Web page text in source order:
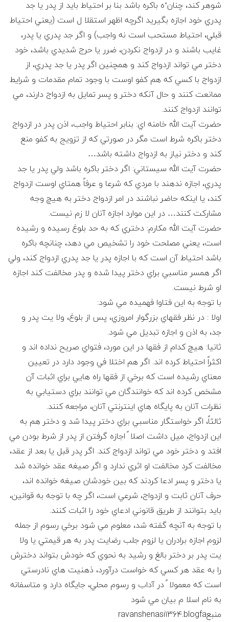
شوهر كند، چنان‘ه باكره باشد بنا بر احتياط بايد از پدر يا جد
پدري خود اجازه بگيريد اگرچه اظهر استقلا ل است (يعني احتياط
قبلي، احتياط مستحب است نه واجب) و اگر جد پدري يا پدر،
غايب باشند و در ازدواج نكردن، ضرر يا حرج شديدي باشد، خود
دختر مي تواند ازدواج كند و همچنين اگر پدر يا جد پدري، از
ازدواج با كسي كه هم كفو اوست با وجود تمام مقدمات و شرايط
ممانعت كنند و حال آنكه دختر و پسر تمايل به ازدواج دارند، مي
توانند ازدواج كنند.
حضرت آيت الله خامنه اي: بنابر احتياط واجب، اذن پدر در ازدواج
دختر باكره شرط است مگر در صورتي كه از تزويج به كفو منع
كند و دختر نياز به ازدواج داشته باشد…
حضرت آيت الله سيستاني: اگر دختر باكره باشد ولي پدر يا جد
پدري، اجازه ندهند با مردي كه شرعا و عرفاً همتاي اوست ازدواج
كند، يا اينكه حاضر نباشند در امر ازدواج دختر به هيچ وجه
مشاركت كنند… در اين موارد اجازه آنان لا زم نيست.
حضرت آيت الله مكارم: دختري كه به حد بلوغ رسيده و رشيده
است، يعني مصلحت خود را تشخيص مي دهد، چنانچه باكره
باشد احتياط آن است كه با اجازه پدر يا جد پدري ازدواج كند، ولي
اگر همسر مناسبي براي دختر پيدا شده و پدر مخالفت كند اجازه
او شرط نيست.
با توجه به اين فتاوا فهميده مي شود:
اولا : در نظر فقهاي بزرگوار امروزي، پس از بلوغ، ولا يت پدر و
جد، به اذن و اجازه تبديل مي شود.
ثانيا: هيچ كدام از فقها در اين مورد، فتواي صريح نداده اند و
اكثراً احتياط كرده اند. اگر هم اختلا في وجود دارد در تعيين
معناي رشيده است كه برخي از فقها راه هايي براي اثبات آن
مشخص كرده اند كه خوانندگان مي توانند براي دستيابي به
نظرات آنان به پايگاه هاي اينترنتي آنان، مراجعه كنند.
ثالثاً، اگر خواستگار مناسبي براي دختر پيدا شد و دختر هم به
اين ازدواج، ميل داشت اصلا ً اجازه گرفتن از پدر از شرط بودن مي
افتد و دختر خود مي تواند ازدواج كند. اگر پدر قبل يا بعد از عقد،
مخالفت كرد مخالفت او اثري ندارد و اگر صيغه عقد خوانده شد
يا دختر و پسر ادعا كردند كه بين خودشان صيغه خوانده اند،
حرف آنان ثابت و ازدواج، شرعي است، اگر چه با توجه به قوانين،
بايد بتوانند از طريق قانوني ادعاي خود را اثبات كنند.
با توجه به آنچه گفته شد، معلوم مي شود برخي رسوم از جمله
لزوم اجازه برادران يا لزوم جلب رضايت پدر به هر قيمتي يا ولا
يت پدر بر دختر بالغ و رشيد به نحوي كه خودش بتواند دخترش
را به عقد هر كسي كه خواست درآورد، ذهنيت هاي نادرستي
است كه معمولا ً در آداب و رسوم محلي، جايگاه دارد و متاسفانه
به نام اسلا م بيان مي شود
منبعravanshenasi1364.blogfa